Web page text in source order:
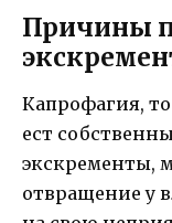
Причины
Капрофагия, то
ест
экскременты,
отвращение у